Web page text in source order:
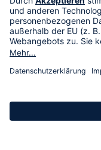
HSE International